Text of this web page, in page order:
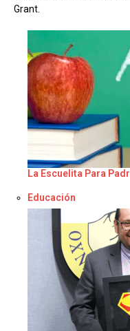
Grant.
La Escuelita Para
Respecto a
Educación